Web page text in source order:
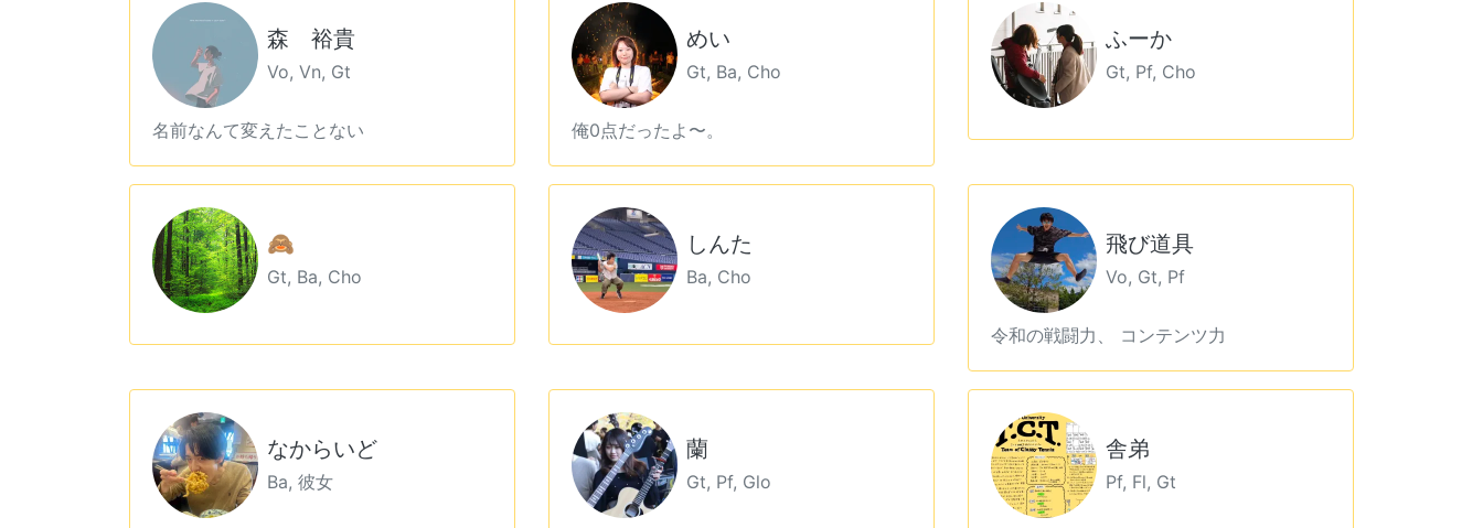
森 裕貴
Vo, Vn, Gt
名前なんて変えたことない
めい
Gt, Ba, Cho
俺0点だったよ〜。
ふーか
Gt, Pf, Cho
🙈
Gt, Ba, Cho
しんた
Ba, Cho
飛び道具
Vo, Gt, Pf
令和の戦闘力、 コンテンツ力
なからいど
Ba, 彼女
蘭
Gt, Pf, Glo
舎弟
Pf, Fl, Gt